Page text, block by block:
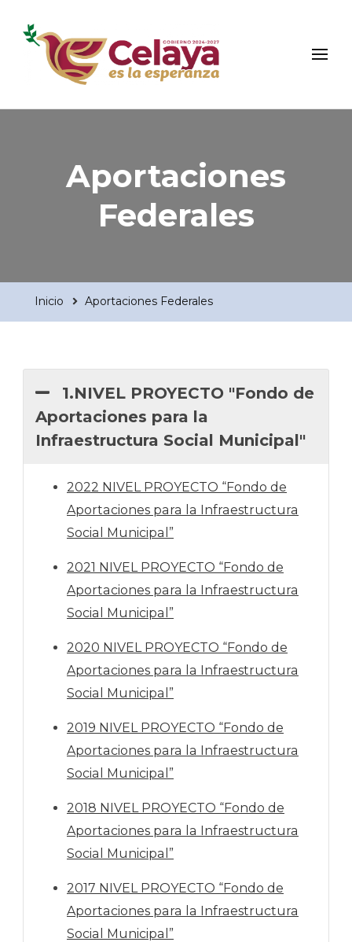
Municipio de Celaya
Portal Oficial del Municipio de Celaya
Aportaciones
Federales
Inicio Aportaciones Federales
1.NIVEL PROYECTO "Fondo de
Aportaciones para la
Infraestructura Social Municipal"
2022 NIVEL PROYECTO “Fondo de
Aportaciones para la Infraestructura
Social Municipal”
2021 NIVEL PROYECTO “Fondo de
Aportaciones para la Infraestructura
Social Municipal”
2020 NIVEL PROYECTO “Fondo de
Aportaciones para la Infraestructura
Social Municipal”
2019 NIVEL PROYECTO “Fondo de
Aportaciones para la Infraestructura
Social Municipal”
2018 NIVEL PROYECTO “Fondo de
Aportaciones para la Infraestructura
Social Municipal”
2017 NIVEL PROYECTO “Fondo de
Aportaciones para la Infraestructura
Social Municipal”